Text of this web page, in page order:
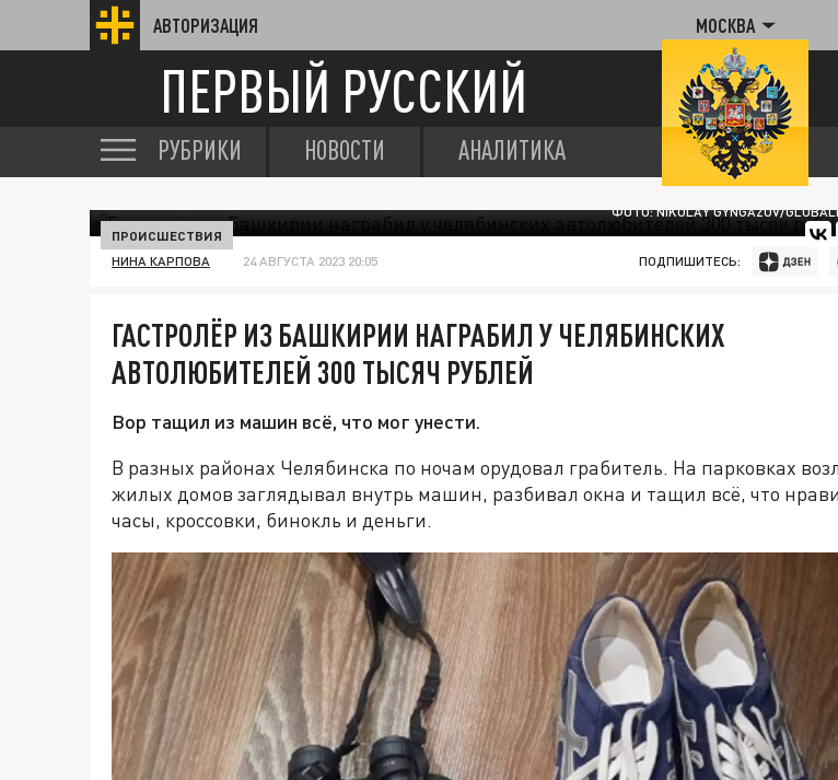
АВТОРИЗАЦИЯ МОСКВА
ПЕРВЫЙ РУССКИЙ
РУБРИКИ НОВОСТИ АНАЛИТИКА
ФОТО: NIKOLAY GYNGAZOV/
ПРОИСШЕСТВИЯ
НИНА КАРПОВА 24 АВГУСТА 2023 20:05 ПОДПИШИТЕСЬ:
ГАСТРОЛЁР ИЗ БАШКИРИИ НАГРАБИЛ У ЧЕЛЯБИНСКИХ
АВТОЛЮБИТЕЛЕЙ 300 ТЫСЯЧ РУБЛЕЙ
Вор тащил из машин всё, что мог унести.
В разных районах Челябинска по ночам орудовал грабитель. На парковках
жилых домов заглядывал внутрь машин, разбивал окна и тащил всё, что
часы, кроссовки, бинокль и деньги.